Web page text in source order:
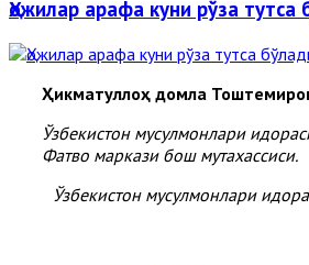
Ҳожилар арафа куни рўза тутса
Ҳикматуллоҳ домла
Ўзбекистон мусулмонлари
Фатво маркази бош мутахассиси.
Ўзбекистон мусулмонлари